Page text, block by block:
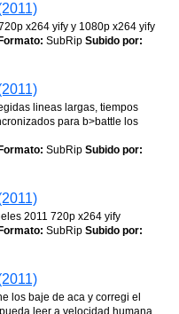
x264 yify y 1080p x264 yify
Formato: SubRip Subido por:
lineas largas, tiempos
para b>battle los
Formato: SubRip Subido por:
2011 720p x264 yify
Formato: SubRip Subido por:
los baje de aca y corregi el
leer a velocidad humana